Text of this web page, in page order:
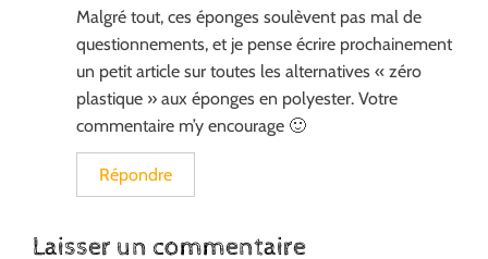
Malgré tout, ces éponges soulèvent pas mal de
questionnements, et je pense écrire prochainement
un petit article sur toutes les alternatives « zéro
plastique » aux éponges en polyester. Votre
commentaire m’y encourage 🙂
Répondre
Laisser un commentaire